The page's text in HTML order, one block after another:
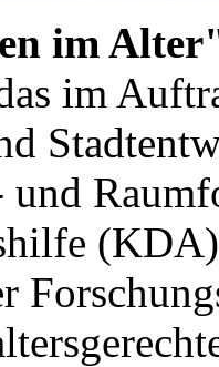
im
im
und